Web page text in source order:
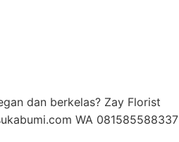
dan berkelas? Zay Florist
WA 081585588337